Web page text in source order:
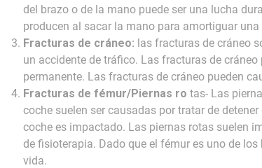
del brazo o de la mano puede ser una lucha
producen al sacar la mano para amortiguar
Fracturas de cráneo: las fracturas de cráneo
un accidente de tráfico. Las fracturas de cráneo
permanente. Las fracturas de cráneo pueden
Fracturas de fémur/Piernas ro tas- Las
coche suelen ser causadas por tratar de
coche es impactado. Las piernas rotas suelen
de fisioterapia. Dado que el fémur es uno de
vida.